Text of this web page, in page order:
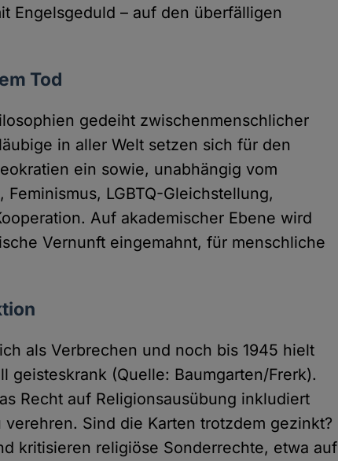
Engelsgeduld – auf den überfälligen
Tod
gedeiht zwischenmenschlicher
in aller Welt setzen sich für den
ein sowie, unabhängig vom
LGBTQ-Gleichstellung,
Auf akademischer Ebene wird
Vernunft eingemahnt, für menschliche
als Verbrechen und noch bis 1945 hielt
geisteskrank (Quelle: Baumgarten/Frerk).
Recht auf Religionsausübung inkludiert
Sind die Karten trotzdem gezinkt?
kritisieren religiöse Sonderrechte, etwa auf